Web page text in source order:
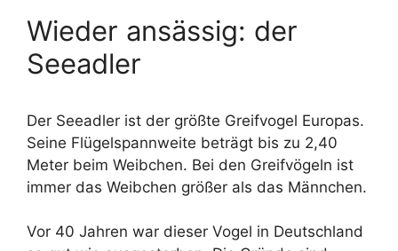
Wieder ansässig: der
Seeadler
Der Seeadler ist der größte Greifvogel Europas.
Seine Flügelspannweite beträgt bis zu 2,40
Meter beim Weibchen. Bei den Greifvögeln ist
immer das Weibchen größer als das Männchen.
Vor 40 Jahren war dieser Vogel in Deutschland